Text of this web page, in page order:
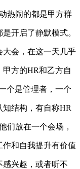
热闹的都是甲方群
开启了静默模式。
大会，在这一天几乎
方的HR和乙方自
个是管理者，一个
结构，有自称HR
们放在一个会场，
和自我提升有价值
感兴趣，或者听不